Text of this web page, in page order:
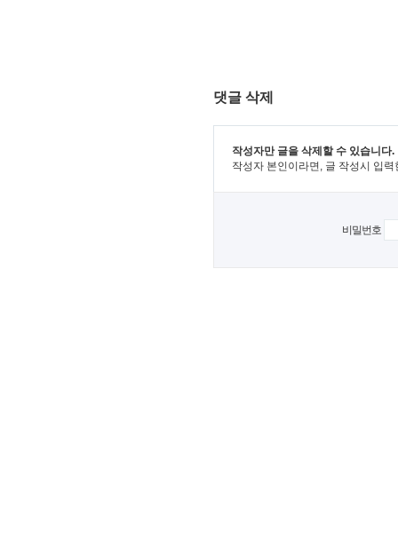
댓글 삭제
작성자만 글을 삭제할 수 있습니다.
작성자 본인이라면, 글 작성시 입
비밀번호